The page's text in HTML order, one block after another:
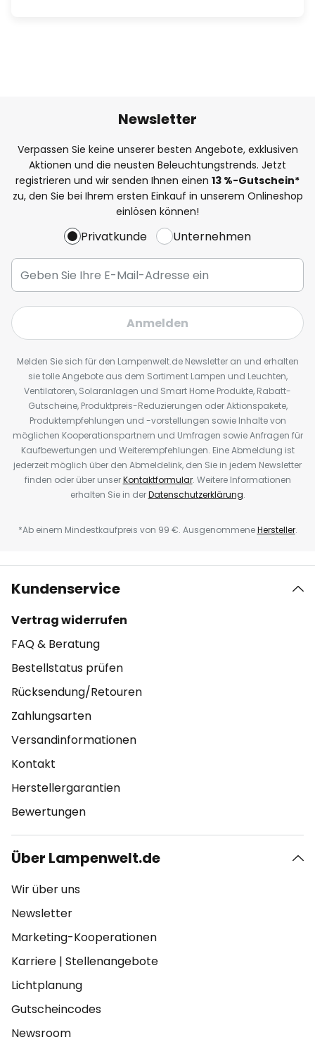
Newsletter
Verpassen Sie keine unserer besten Angebote, exklusiven
Aktionen und die neusten Beleuchtungstrends. Jetzt
registrieren und wir senden Ihnen einen 13 %-Gutschein*
zu, den Sie bei Ihrem ersten Einkauf in unserem Onlineshop
einlösen können!
Privatkunde Unternehmen
Anmelden
Melden Sie sich für den Lampenwelt.de Newsletter an und erhalten
sie tolle Angebote aus dem Sortiment Lampen und Leuchten,
Ventilatoren, Solaranlagen und Smart Home Produkte, Rabatt-
Gutscheine, Produktpreis-Reduzierungen oder Aktionspakete,
Produktempfehlungen und -vorstellungen sowie Inhalte von
möglichen Kooperationspartnern und Umfragen sowie Anfragen für
Kaufbewertungen und Weiterempfehlungen. Eine Abmeldung ist
jederzeit möglich über den Abmeldelink, den Sie in jedem Newsletter
finden oder über unserKontaktformular. Weitere Informationen
erhalten Sie in derDatenschutzerklärung.
*Ab einem Mindestkaufpreis von 99 €. AusgenommeneHersteller.
Kundenservice
Vertrag widerrufen
FAQ & Beratung
Bestellstatus prüfen
Rücksendung/Retouren
Zahlungsarten
Versandinformationen
Kontakt
Herstellergarantien
Bewertungen
Über Lampenwelt.de
Wir über uns
Newsletter
Marketing-Kooperationen
Karriere | Stellenangebote
Lichtplanung
Gutscheincodes
Newsroom